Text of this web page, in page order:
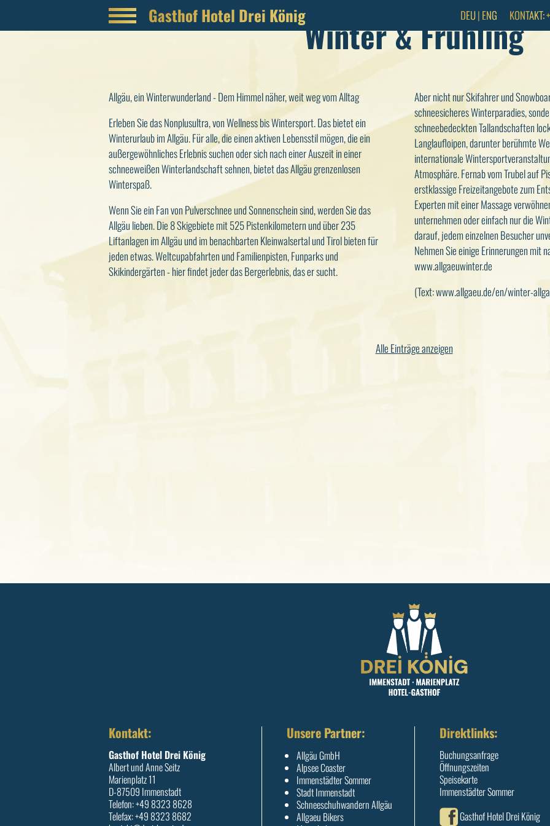
Gasthof Hotel Drei König KONTAKT:
DEU| ENG
Winter & Frühling
Allgäu, ein Winterwunderland - Dem Himmel näher, weit weg vom Alltag
Erleben Sie das Nonplusultra, von Wellness bis Wintersport. Das bietet ein
Winterurlaub im Allgäu. Für alle, die einen aktiven Lebensstil mögen, die ein
außergewöhnliches Erlebnis suchen oder sich nach einer Auszeit in einer
schneeweißen Winterlandschaft sehnen, bietet das Allgäu grenzenlosen
Winterspaß.
Wenn Sie ein Fan von Pulverschnee und Sonnenschein sind, werden Sie das
Allgäu lieben. Die 8 Skigebiete mit 525 Pistenkilometern und über 235
Liftanlagen im Allgäu und im benachbarten Kleinwalsertal und Tirol bieten für
jeden etwas. Weltcupabfahrten und Familienpisten, Funparks und
Skikindergärten - hier findet jeder das Bergerlebnis, das er sucht.
Aber nicht nur Skifahrer und
schneesicheres Winterparadies,
schneebedeckten Tallandschaften
Langlaufloipen, darunter berühmte
internationale
Atmosphäre. Fernab vom Trubel auf
erstklassige Freizeitangebote zum
Experten mit einer Massage
unternehmen oder einfach nur die
darauf, jedem einzelnen Besucher
Nehmen Sie einige Erinnerungen mit
www.allgaeuwinter.de
(Text: www.allgaeu.de/en/winter-
Alle Einträge anzeigen
Kontakt:
Gasthof Hotel Drei König
Albert und Anne Seitz
Marienplatz 11
D-87509 Immenstadt
Telefon: +49 8323 8628
Telefax: +49 8323 8682
Unsere Partner:
Allgäu GmbH
Alpsee Coaster
Immenstädter Sommer
Stadt Immenstadt
Schneeschuhwandern Allgäu
Allgaeu Bikers
Direktlinks:
Buchungsanfrage
Öffnungszeiten
Speisekarte
Immenstädter Sommer
Gasthof Hotel Drei König